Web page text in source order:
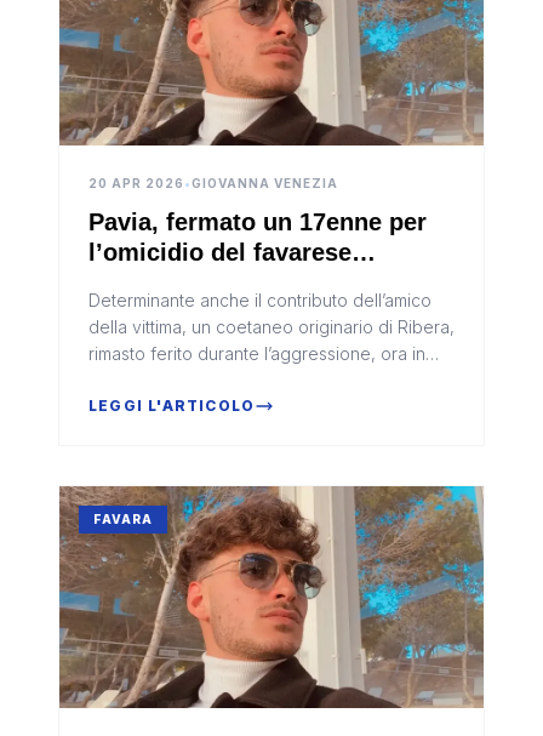
20 APR 2026 •GIOVANNA VENEZIA
Pavia, fermato un 17enne per
l’omicidio del favarese
Determinante anche il contributo dell’amico
della vittima, un coetaneo originario di Ribera,
rimasto ferito durante l’aggressione, ora in
LEGGI L'ARTICOLO
FAVARA